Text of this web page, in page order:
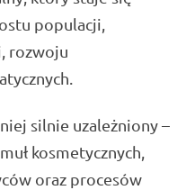
populacji,
rozwoju
silnie uzależniony –
kosmetycznych,
oraz procesów